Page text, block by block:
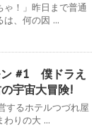
ゃ！」昨日まで普通
、何の因 ...
#1 僕ドラえ
宇宙大冒険!
するホテルつづれ屋
わりの大 ...